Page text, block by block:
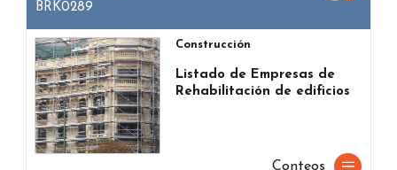
BRK0289
Construcción
Listado de Empresas de
Rehabilitación de edificios
Conteos